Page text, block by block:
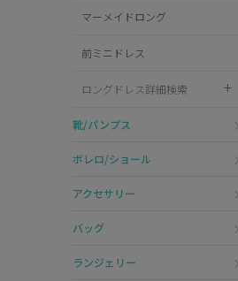
マーメイドロング
前ミニドレス
ロングドレス詳細検索
靴/パンプス
ボレロ/ショール
アクセサリー
バッグ
ランジェリー